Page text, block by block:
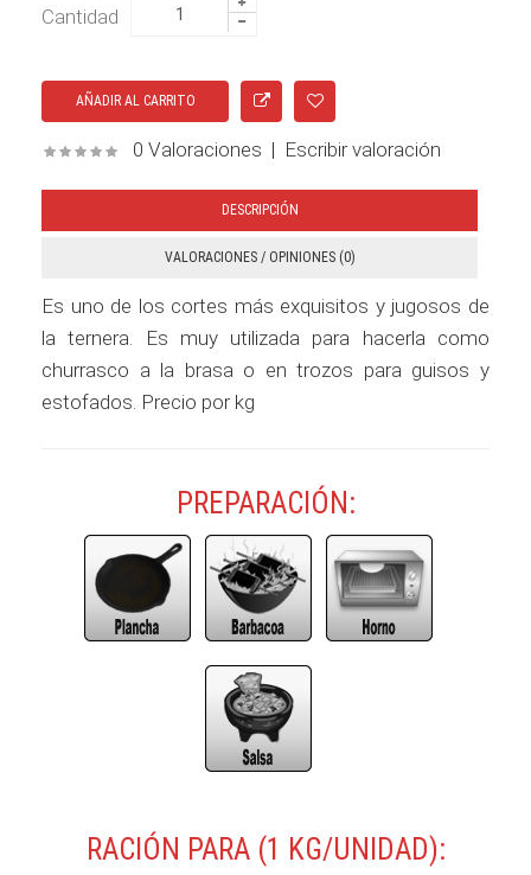
Cantidad
0 Valoraciones | Escribir valoración
DESCRIPCIÓN
VALORACIONES / OPINIONES (0)
Es uno de los cortes más exquisitos y jugosos de
la ternera. Es muy utilizada para hacerla como
churrasco a la brasa o en trozos para guisos y
estofados. Precio por kg
PREPARACIÓN:
RACIÓN PARA (1 KG/UNIDAD):